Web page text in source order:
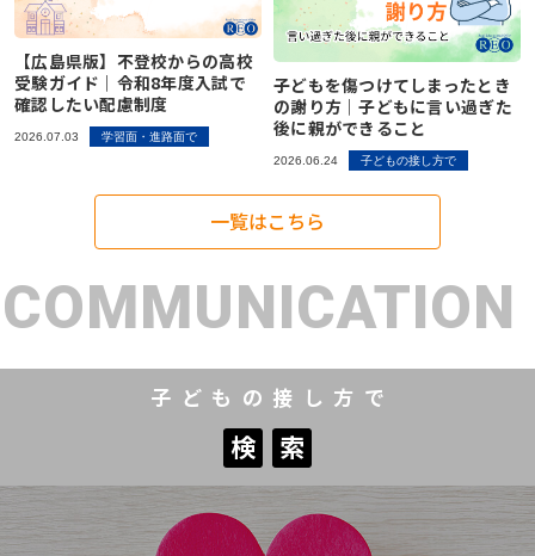
045-444-2540
閉じる
【広島県版】不登校からの高校
受験ガイド｜令和8年度入試で
確認したい配慮制度
2026.07.03 学習面・進路面で
子どもを傷つけてしまったとき
の謝り方｜子どもに言い過ぎた
後に親ができること
2026.06.24 子どもの接し方で
一覧はこちら
子どもの接し方で
検 索
検 索
COMMUNICATION
ても会話のTPOを忘れないこと
【保護者さまインタビュー】親も一緒に成長した8
年間。ここにいれば大丈夫だと思える場所です
子どもの不登校を前向きに｜休むことの意味と親が
もっと見る
不登校でも合格を目指せる！高卒認定試験【国語
編】
【神奈川県版】不登校のための高校受験ガイド
年度入試で確認したい配慮制度
もっと見る
不登校でも高校進学できる！東京都のチャレンジス
クールという進学の道
教育支援センターとは？不登校の子どもを支える
「もう一つの居場所」【2025年版】
もっと見る